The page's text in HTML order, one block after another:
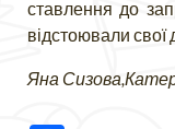
ставлення до
відстоювали свої
Яна